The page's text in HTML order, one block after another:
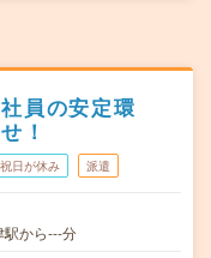
員の安定環
！
日が休み 派遣
駅から---分